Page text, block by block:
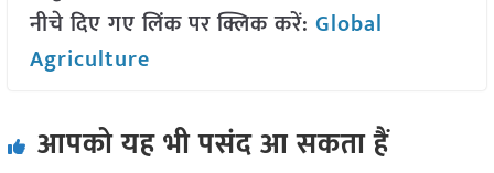
नीचे दिए गए लिंक पर क्लिक करें: Global
Agriculture
आपको यह भी पसंद आ सकता हैं